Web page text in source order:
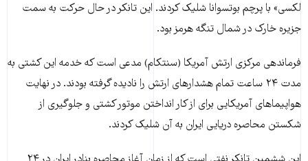
لکسی» با پرچم بوتسوانا شلیک کردند. این تانکر در حال حرکت به سمت
جزیره خارک در شمال تنگه هرمز بود.
فرماندهی مرکزی ارتش آمریکا (سنتکام) مدعی است که خدمه این کشتی به
مدت ۲۴ ساعت تمام هشدارهای ارتش را نادیده گرفته بودند. در نهایت
هواپیماهای آمریکایی برای از کار انداختن موتور کشتی و جلوگیری از
شکستن محاصره دریایی ایران به آن شلیک کردند.